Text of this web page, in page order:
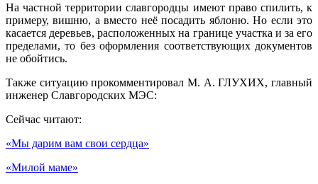
На частной территории славгородцы имеют право спилить, к
примеру, вишню, а вместо неё посадить яблоню. Но если это
касается деревьев, расположенных на границе участка и за его
пределами, то без оформления соответствующих документов
не обойтись.
Также ситуацию прокомментировал М. А. ГЛУХИХ, главный
инженер Славгородских МЭС:
Сейчас читают:
«Мы дарим вам свои сердца»
«Милой маме»